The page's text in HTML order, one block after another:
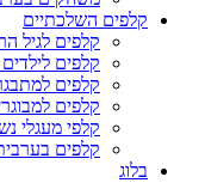
קלפים השלכתיים
קלפים לגיל
קלפים לילדים
קלפים
קלפים
קלפי מעגלי
קלפים
בלוג